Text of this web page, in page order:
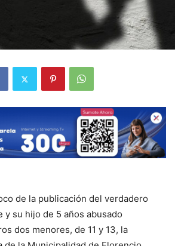
de la publicación del verdadero
y su hijo de 5 años abusado
dos menores, de 11 y 13, la